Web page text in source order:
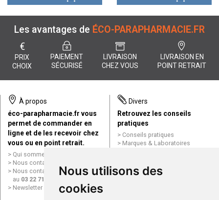
Nous utilisons des
cookies
Les avantages de ÉCO-PARAPHARMACIE.FR
€
PRIX
CHOIX
PAIEMENT
SÉCURISÉ
LIVRAISON
CHEZ VOUS
LIVRAISON EN
POINT RETRAIT
À propos
éco-parapharmacie.fr vous
permet de commander en
ligne et de les recevoir chez
vous ou en point retrait.
Qui sommes nous ?
Nous contacter par e-mail
Nous contacter par téléphone
au 03 22 71 64 10
Newsletter
Divers
Retrouvez les conseils
pratiques
Conseils pratiques
Marques & Laboratoires
Mentions légales
Données personnelles